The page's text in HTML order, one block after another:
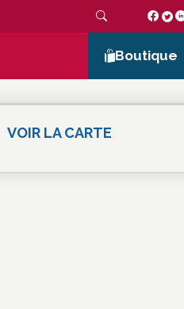
Boutique
VOIR LA CARTE